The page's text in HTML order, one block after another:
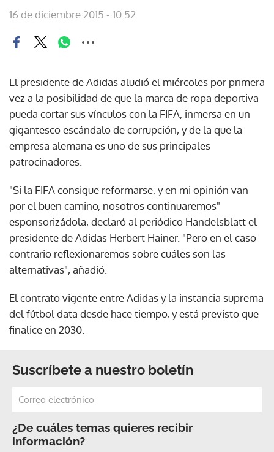
16 de diciembre 2015 - 10:52
El presidente de Adidas aludió el miércoles por primera
vez a la posibilidad de que la marca de ropa deportiva
pueda cortar sus vínculos con la FIFA, inmersa en un
gigantesco escándalo de corrupción, y de la que la
empresa alemana es uno de sus principales
patrocinadores.
"Si la FIFA consigue reformarse, y en mi opinión van
por el buen camino, nosotros continuaremos"
esponsorizádola, declaró al periódico Handelsblatt el
presidente de Adidas Herbert Hainer. "Pero en el caso
contrario reflexionaremos sobre cuáles son las
alternativas", añadió.
El contrato vigente entre Adidas y la instancia suprema
del fútbol data desde hace tiempo, y está previsto que
finalice en 2030.
Suscríbete a nuestro boletín
¿De cuáles temas quieres recibir
información?